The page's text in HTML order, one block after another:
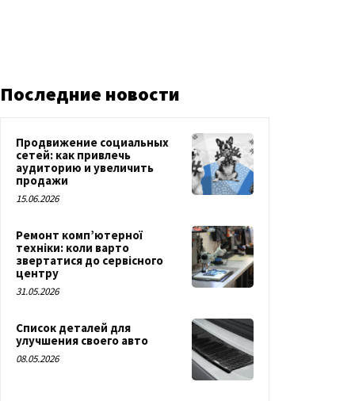
Последние новости
Продвижение социальных
сетей: как привлечь
аудиторию и увеличить
продажи
15.06.2026
Ремонт комп’ютерної
техніки: коли варто
звертатися до сервісного
центру
31.05.2026
Список деталей для
улучшения своего авто
08.05.2026